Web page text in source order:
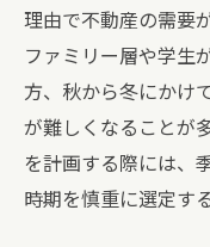
理由で不動産の需要
ファミリー層や学生
方、秋から冬にかけ
が難しくなることが
を計画する際には、
時期を慎重に選定す